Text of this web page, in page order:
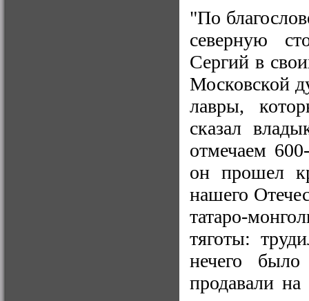
"По
северную
Сергий в
Московской
лавры,
сказал
отмечаем
он прошел
нашего
татаро-
тяготы:
нечего
продавали